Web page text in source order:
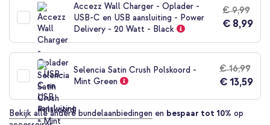
Accezz Wall Charger - Oplader -
USB-C en USB aansluiting - Power
Delivery - 20 Watt - Black
€ 9,99
€ 8,99
Selencia Satin Crush Polskoord -
Mint Green
€ 16,99
€ 13,59
Bekijk alle andere bundelaanbiedingen en bespaar tot 10% op